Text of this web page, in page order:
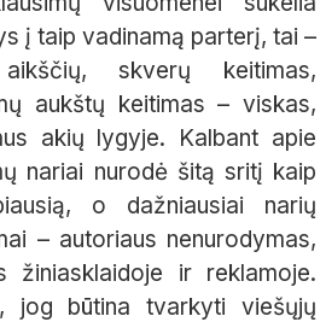
į taip vadinamą parterį, tai –
skverų keitimas,
aukštų keitimas – viskas,
akių lygyje. Kalbant apie
nariai nurodė šitą sritį kaip
o dažniausiai narių
– autoriaus nenurodymas,
žiniasklaidoje ir reklamoje.
jog būtina tvarkyti viešųjų